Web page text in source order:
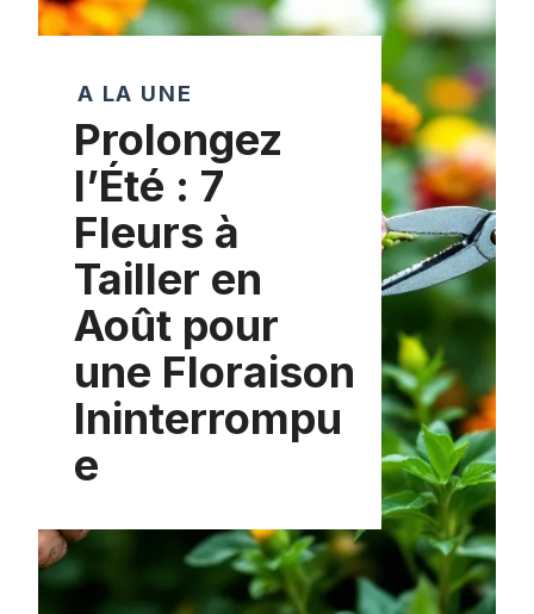
A LA UNE
Prolongez
l’Été : 7
Fleurs à
Tailler en
Août pour
une Floraison
Ininterrompu
e